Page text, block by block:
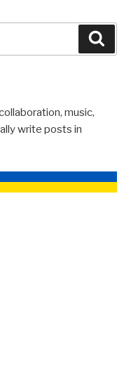
music,
write posts in